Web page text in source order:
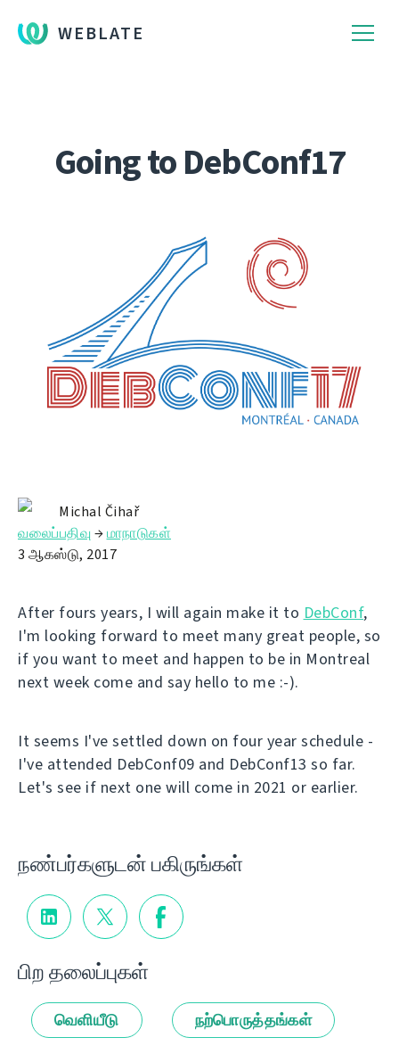
WEBLATE
Going to DebConf17
Michal Čihař
வலைப்பதிவு →மாநாடுகள்
3 ஆகஸ்டு, 2017
After fours years, I will again make it to DebConf,
I'm looking forward to meet many great people, so
if you want to meet and happen to be in Montreal
next week come and say hello to me :-).
It seems I've settled down on four year schedule -
I've attended DebConf09 and DebConf13 so far.
Let's see if next one will come in 2021 or earlier.
நண்பர்களுடன் பகிருங்கள்
பிற தலைப்புகள்
வெளியீடு நற்பொருத்தங்கள்